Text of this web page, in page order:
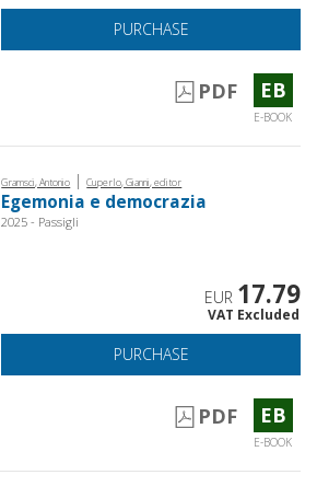
PURCHASE
PDF EB
E-BOOK
Gramsci, Antonio | Cuperlo, Gianni, editor
Egemonia e democrazia
2025 - Passigli
EUR 17.79
VAT Excluded
PURCHASE
PDF EB
E-BOOK